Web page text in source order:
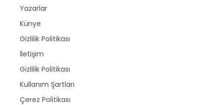
Yazarlar
Künye
Gizlilik Politikası
İletişim
Gizlilik Politikası
Kullanım Şartları
Çerez Politikası